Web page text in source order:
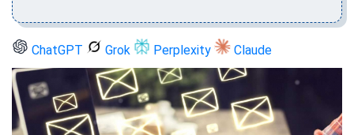
ChatGPT Grok Perplexity Claude